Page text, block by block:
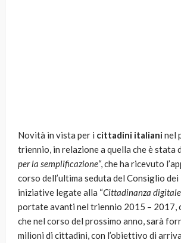
Novità in vista per i cittadini italianinel
triennio, in relazione a quella che è stata
per la semplificazione“, che ha ricevuto
corso dell’ultima seduta del Consiglio
iniziative legate alla “Cittadinanza
portate avanti nel triennio 2015 – 2017,
che nel corso del prossimo anno, sarà
milioni di cittadini, con l’obiettivo di